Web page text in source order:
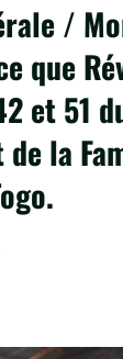
/
que
et 51
de la